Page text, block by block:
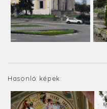
Hasonló képek: